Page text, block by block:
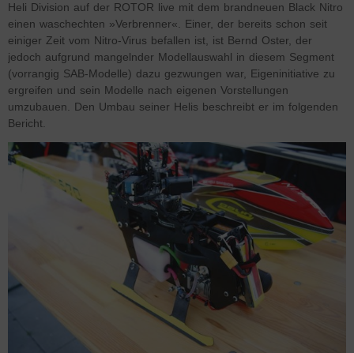
Heli Division auf der ROTOR live mit dem brandneuen Black Nitro
einen waschechten »Verbrenner«. Einer, der bereits schon seit
einiger Zeit vom Nitro-Virus befallen ist, ist Bernd Oster, der
jedoch aufgrund mangelnder Modellauswahl in diesem Segment
(vorrangig SAB-Modelle) dazu gezwungen war, Eigeninitiative zu
ergreifen und sein Modelle nach eigenen Vorstellungen
umzubauen. Den Umbau seiner Helis beschreibt er im folgenden
Bericht.